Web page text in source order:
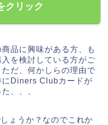
クリック
品に興味がある方、も
を検討している方がご
だ、何かしらの理由で
にDiners Clubカードが
、、、
ょうか？なのでこれか